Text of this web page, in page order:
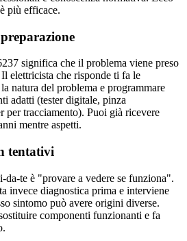
più efficace.
significa che il problema viene preso
elettricista che risponde ti fa le
natura del problema e programmare
adatti (tester digitale, pinza
per tracciamento). Puoi già ricevere
mentre aspetti.
tentativi
te è "provare a vedere se funziona".
invece diagnostica prima e interviene
sintomo può avere origini diverse.
componenti funzionanti e fa